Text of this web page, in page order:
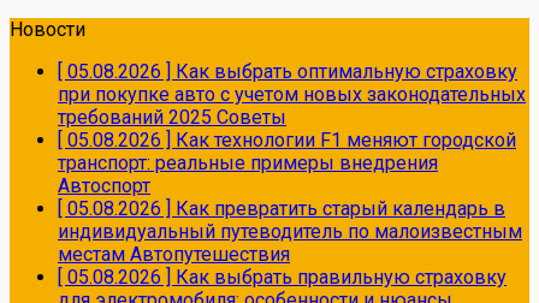
Новости
[ 05.08.2026 ] Как выбрать оптимальную страховку
при покупке авто с учетом новых законодательных
требований 2025 Советы
[ 05.08.2026 ] Как технологии F1 меняют городской
транспорт: реальные примеры внедрения
Автоспорт
[ 05.08.2026 ] Как превратить старый календарь в
индивидуальный путеводитель по малоизвестным
местам Автопутешествия
[ 05.08.2026 ] Как выбрать правильную страховку